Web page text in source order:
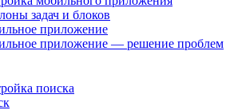
задач и блоков
приложение
приложение — решение проблем
поиска